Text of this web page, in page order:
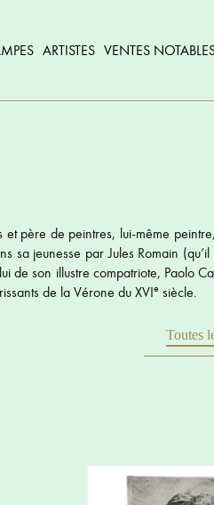
ARTISTES VENTES
et père de peintres, lui-même
sa jeunesse par Jules Romain
de son illustre compatriote, Paolo
de la Vérone du XVIe siècle.
Toutes